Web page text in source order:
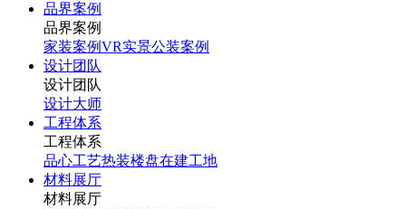
品界案例
品界案例
家装案例VR实景公装案例
设计团队
设计团队
设计大师
工程体系
工程体系
品心工艺热装楼盘在建工地
材料展厅
材料展厅